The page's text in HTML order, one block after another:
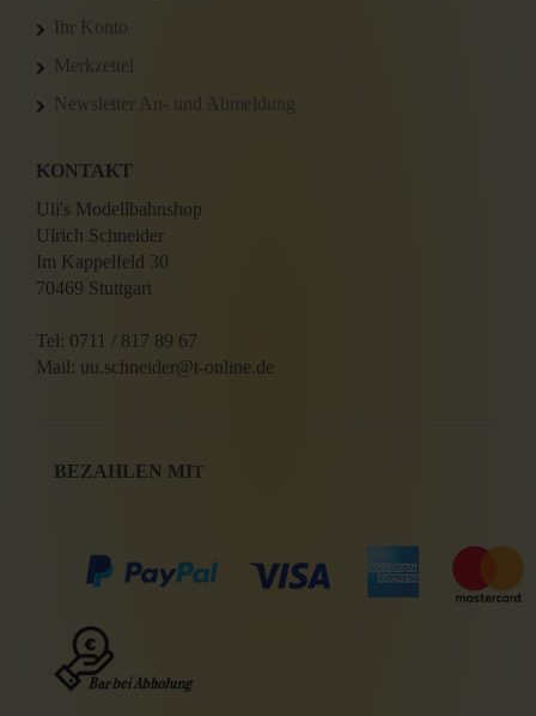
Ihr Konto
Merkzettel
Newsletter An- und Abmeldung
KONTAKT
Uli's Modellbahnshop
Ulrich Schneider
Im Kappelfeld 30
70469 Stuttgart
Tel: 0711 / 817 89 67
Mail: uu.schneider@t-online.de
BEZAHLEN MIT